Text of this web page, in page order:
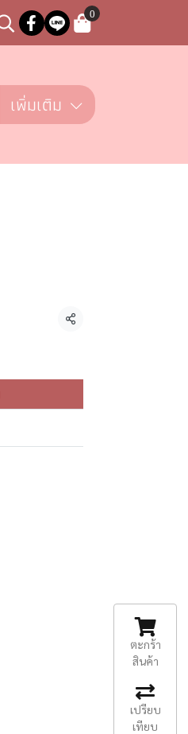
0
เพิ่มเติม
แชร์
ตะกร้า
สินค้า
เปรียบ
เทียบ